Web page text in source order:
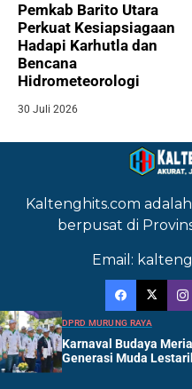
Pemkab Barito Utara
Perkuat Kesiapsiagaan
Hadapi Karhutla dan
Bencana
Hidrometeorologi
30 Juli 2026
Kaltenghits.com
berpusat di
Email:
DPRD MURUNG RAYA
Karnaval Budaya
Generasi Muda